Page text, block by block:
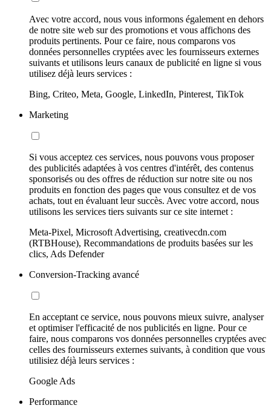
Avec votre accord, nous vous informons également en dehors
de notre site web sur des promotions et vous affichons des
produits pertinents. Pour ce faire, nous comparons vos
données personnelles cryptées avec les fournisseurs externes
suivants et utilisons leurs canaux de publicité en ligne si vous
utilisez déjà leurs services :
Bing, Criteo, Meta, Google, LinkedIn, Pinterest, TikTok
Marketing
Si vous acceptez ces services, nous pouvons vous proposer
des publicités adaptées à vos centres d'intérêt, des contenus
sponsorisés ou des offres de réduction sur notre site ou nos
produits en fonction des pages que vous consultez et de vos
achats, tout en évaluant leur succès. Avec votre accord, nous
utilisons les services tiers suivants sur ce site internet :
Meta-Pixel, Microsoft Advertising, creativecdn.com
(RTBHouse), Recommandations de produits basées sur les
clics, Ads Defender
Conversion-Tracking avancé
En acceptant ce service, nous pouvons mieux suivre, analyser
et optimiser l'efficacité de nos publicités en ligne. Pour ce
faire, nous comparons vos données personnelles cryptées avec
celles des fournisseurs externes suivants, à condition que vous
utilisiez déjà leurs services :
Google Ads
Performance